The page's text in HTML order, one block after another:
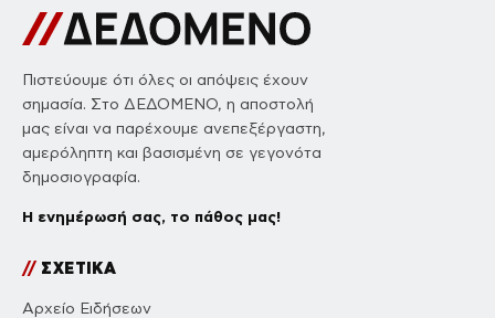
Πιστεύουμε ότι όλες οι απόψεις έχουν
σημασία. Στο ΔΕΔΟΜΕΝΟ, η αποστολή
μας είναι να παρέχουμε ανεπεξέργαστη,
αμερόληπτη και βασισμένη σε γεγονότα
δημοσιογραφία.
Η ενημέρωσή σας, το πάθος μας!
//ΣΧΕΤΙΚΑ
Αρχείο Ειδήσεων